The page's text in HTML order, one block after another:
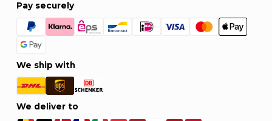
Pay securely
We ship with
We deliver to